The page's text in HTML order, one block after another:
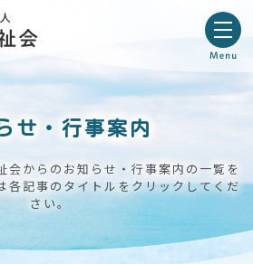
せ・行事案内
会からのお知らせ・行事案内の一覧を
各記事のタイトルをクリックしてくだ
さい。